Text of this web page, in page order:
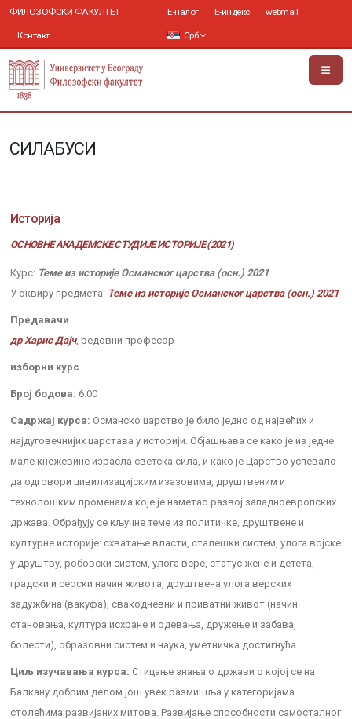
ФИЛОЗОФСКИ ФАКУЛТЕТ
Контакт
Е-налог Е-индекс webmail
Срб
СИЛАБУСИ
Историја
ОСНОВНЕ АКАДЕМСКЕ СТУДИЈЕ ИСТОРИЈЕ (2021)
Курс: Теме из историје Османског царства (осн.) 2021
У оквиру предмета: Теме из историје Османског царства (осн.) 2021
Предавачи
др Харис Дајч, редовни професор
изборни курс
Број бодова: 6.00
Садржај курса: Османско царство је било једно од највећих и
најдуговечнијих царстава у историји. Објашњава се како је из једне
мале кнежевине израсла светска сила, и како је Царство успевало
да одговори цивилизацијским изазовима, друштвеним и
технолошким променама које је наметао развој западноевропских
држава. Обрађују се кључне теме из политичке, друштвене и
културне историје: схватање власти, сталешки систем, улога војске
у друштву, робовски систем, улога вере, статус жене и детета,
градски и сеоски начин живота, друштвена улога верских
задужбина (вакуфа), свакодневни и приватни живот (начин
становања, култура исхране и одевања, дружење и забава,
болести), образовни систем и наука, уметничка достигнућа.
Циљ изучавања курса: Стицање знања о држави о којој се на
Балкану добрим делом још увек размишља у категоријама
столећима развијаних митова. Развијање способности самосталног